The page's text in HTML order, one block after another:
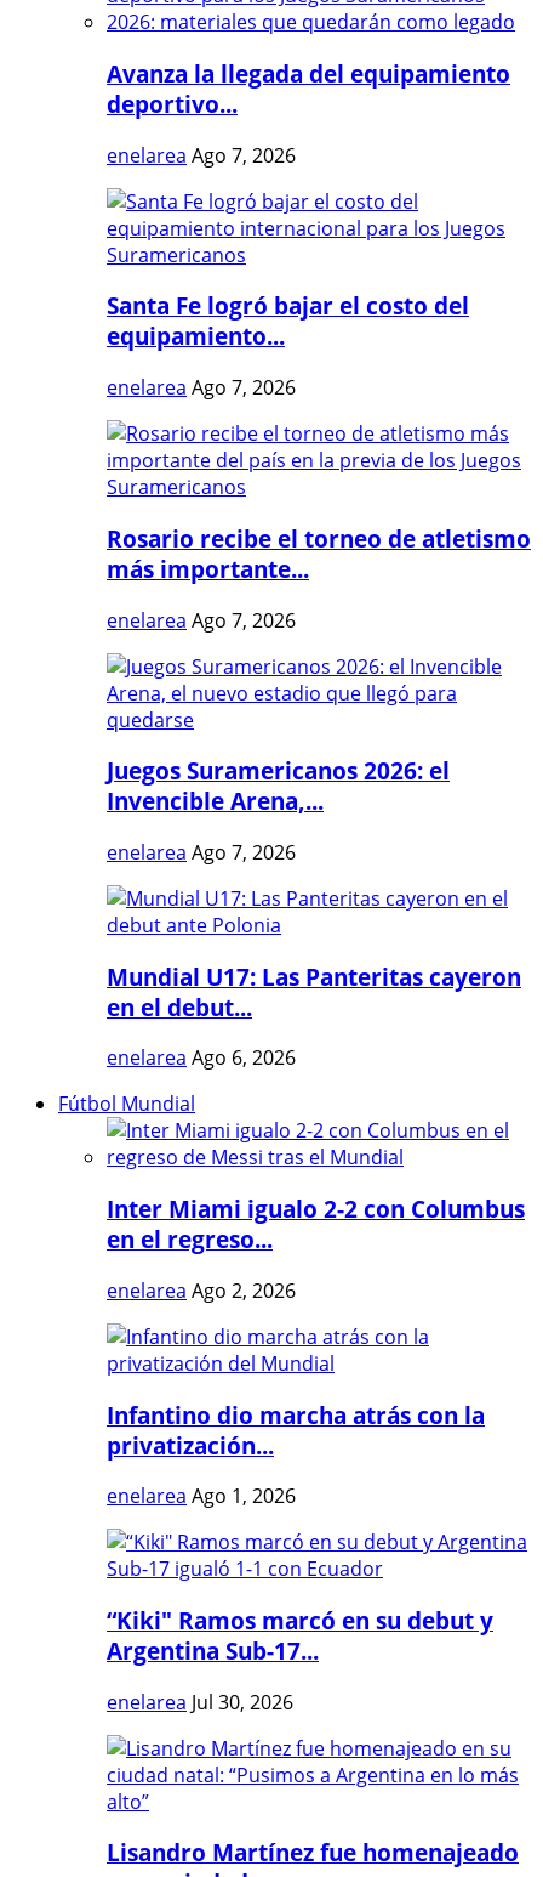
Avanza la llegada del equipamiento
deportivo...
enelarea Ago 7, 2026
Santa Fe logró bajar el costo del
equipamiento...
enelarea Ago 7, 2026
Rosario recibe el torneo de atletismo
más importante...
enelarea Ago 7, 2026
Juegos Suramericanos 2026: el
Invencible Arena,...
enelarea Ago 7, 2026
Mundial U17: Las Panteritas cayeron
en el debut...
enelarea Ago 6, 2026
Fútbol Mundial
Inter Miami igualo 2-2 con Columbus
en el regreso...
enelarea Ago 2, 2026
Infantino dio marcha atrás con la
privatización...
enelarea Ago 1, 2026
“Kiki" Ramos marcó en su debut y
Argentina Sub-17...
enelarea Jul 30, 2026
Lisandro Martínez fue homenajeado